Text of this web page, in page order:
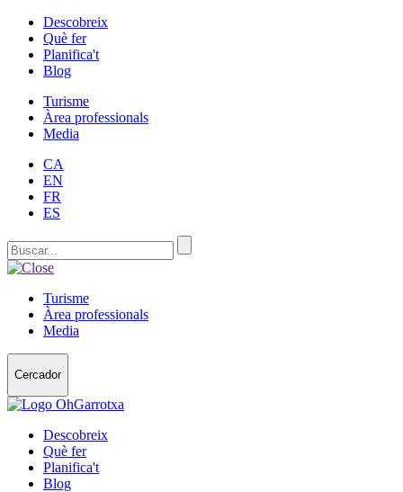
Descobreix
Què fer
Planifica't
Blog
Turisme
Àrea professionals
Media
CA
EN
FR
ES
Turisme
Àrea professionals
Media
Cercador
Descobreix
Què fer
Planifica't
Blog